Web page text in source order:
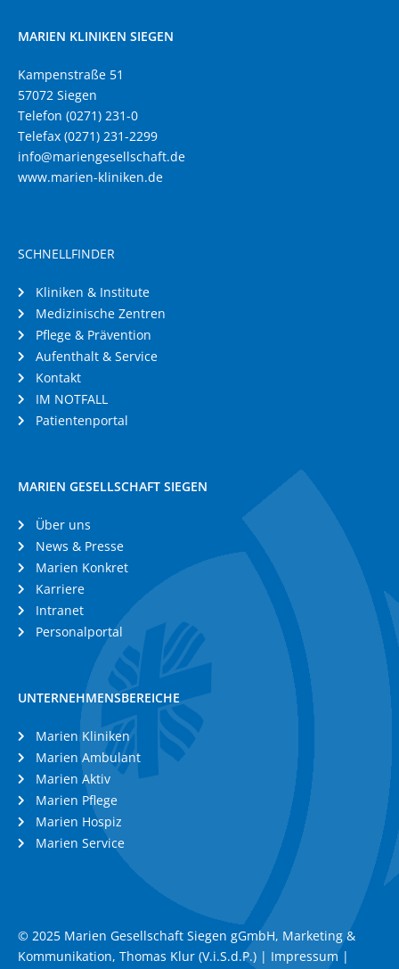
MARIEN KLINIKEN SIEGEN
Kampenstraße 51
57072 Siegen
Telefon (0271) 231-0
Telefax (0271) 231-2299
info@mariengesellschaft.de
www.marien-kliniken.de
SCHNELLFINDER
Kliniken & Institute
Medizinische Zentren
Pflege & Prävention
Aufenthalt & Service
Kontakt
IM NOTFALL
Patientenportal
MARIEN GESELLSCHAFT SIEGEN
Über uns
News & Presse
Marien Konkret
Karriere
Intranet
Personalportal
UNTERNEHMENSBEREICHE
Marien Kliniken
Marien Ambulant
Marien Aktiv
Marien Pflege
Marien Hospiz
Marien Service
© 2025 Marien Gesellschaft Siegen gGmbH, Marketing &
Kommunikation, Thomas Klur (V.i.S.d.P.) | Impressum|